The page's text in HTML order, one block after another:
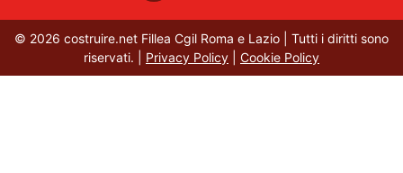
© 2026 costruire.net Fillea Cgil Roma e Lazio | Tutti i diritti sono
riservati. | Privacy Policy Cookie Policy